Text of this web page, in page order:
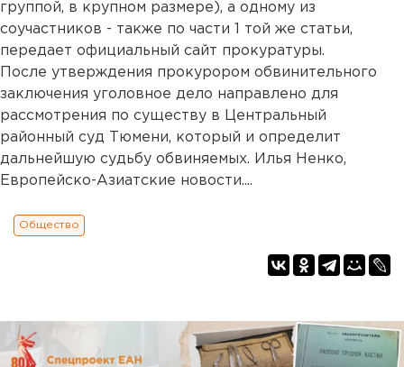
группой, в крупном размере), а одному из
соучастников - также по части 1 той же статьи,
передает официальный сайт прокуратуры.
После утверждения прокурором обвинительного
заключения уголовное дело направлено для
рассмотрения по существу в Центральный
районный суд Тюмени, который и определит
дальнейшую судьбу обвиняемых. Илья Ненко,
Европейско-Азиатские новости....
Общество